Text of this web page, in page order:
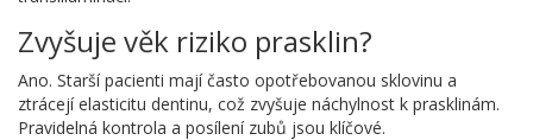
Zvyšuje věk riziko prasklin?
Ano. Starší pacienti mají často opotřebovanou sklovinu a
ztrácejí elasticitu dentinu, což zvyšuje náchylnost k prasklinám.
Pravidelná kontrola a posílení zubů jsou klíčové.